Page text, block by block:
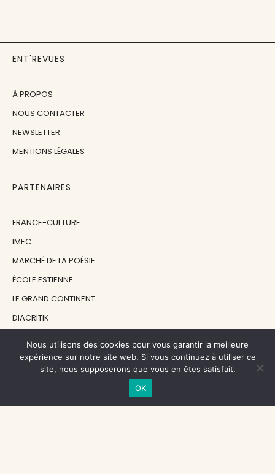
ENT'REVUES
À PROPOS
NOUS CONTACTER
NEWSLETTER
MENTIONS LÉGALES
PARTENAIRES
FRANCE-CULTURE
IMEC
MARCHÉ DE LA POÉSIE
ÉCOLE ESTIENNE
LE GRAND CONTINENT
DIACRITIK
NOS SOUTIENS
CENTRE NATIONAL DU LIVRE
Nous utilisons des cookies pour vous garantir la meilleure
expérience sur notre site web. Si vous continuez à utiliser ce
site, nous supposerons que vous en êtes satisfait.
OK